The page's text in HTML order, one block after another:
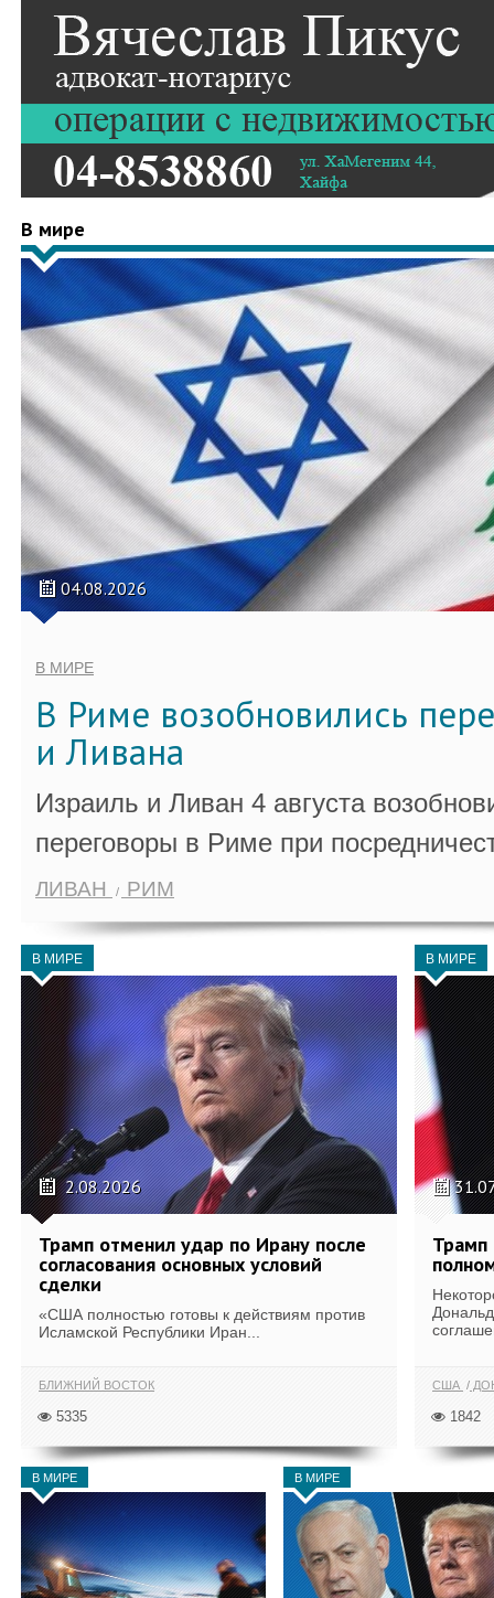
В мире
04.08.2026
В МИРЕ
В Риме возобновились
и Ливана
Израиль и Ливан 4 августа
переговоры в Риме при
ЛИВАН РИМ
В МИРЕ
2.08.2026
Трамп отменил удар по Ирану после
согласования основных условий
сделки
«США полностью готовы к действиям против
Исламской Республики Иран...
БЛИЖНИЙ ВОСТОК
5335
В МИРЕ
Трамп
США
1842
В МИРЕ В МИРЕ